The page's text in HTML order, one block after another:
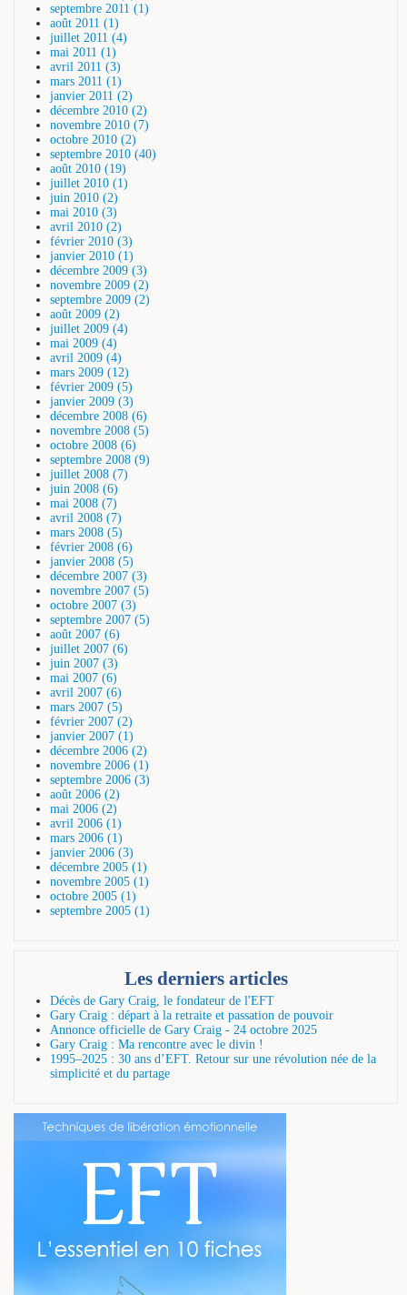
septembre 2011 (1)
août 2011 (1)
juillet 2011 (4)
mai 2011 (1)
avril 2011 (3)
mars 2011 (1)
janvier 2011 (2)
décembre 2010 (2)
novembre 2010 (7)
octobre 2010 (2)
septembre 2010 (40)
août 2010 (19)
juillet 2010 (1)
juin 2010 (2)
mai 2010 (3)
avril 2010 (2)
février 2010 (3)
janvier 2010 (1)
décembre 2009 (3)
novembre 2009 (2)
septembre 2009 (2)
août 2009 (2)
juillet 2009 (4)
mai 2009 (4)
avril 2009 (4)
mars 2009 (12)
février 2009 (5)
janvier 2009 (3)
décembre 2008 (6)
novembre 2008 (5)
octobre 2008 (6)
septembre 2008 (9)
juillet 2008 (7)
juin 2008 (6)
mai 2008 (7)
avril 2008 (7)
mars 2008 (5)
février 2008 (6)
janvier 2008 (5)
décembre 2007 (3)
novembre 2007 (5)
octobre 2007 (3)
septembre 2007 (5)
août 2007 (6)
juillet 2007 (6)
juin 2007 (3)
mai 2007 (6)
avril 2007 (6)
mars 2007 (5)
février 2007 (2)
janvier 2007 (1)
décembre 2006 (2)
novembre 2006 (1)
septembre 2006 (3)
août 2006 (2)
mai 2006 (2)
avril 2006 (1)
mars 2006 (1)
janvier 2006 (3)
décembre 2005 (1)
novembre 2005 (1)
octobre 2005 (1)
septembre 2005 (1)
Les derniers articles
Décès de Gary Craig, le fondateur de l'EFT
Gary Craig : départ à la retraite et passation de pouvoir
Annonce officielle de Gary Craig - 24 octobre 2025
Gary Craig : Ma rencontre avec le divin !
1995–2025 : 30 ans d’EFT. Retour sur une révolution née de la
simplicité et du partage